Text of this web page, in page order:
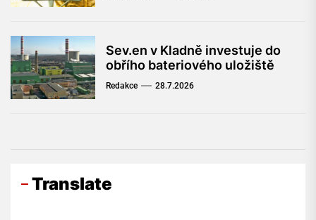
Sev.en v Kladně investuje do
obřího bateriového uložiště
Redakce 28.7.2026
Translate